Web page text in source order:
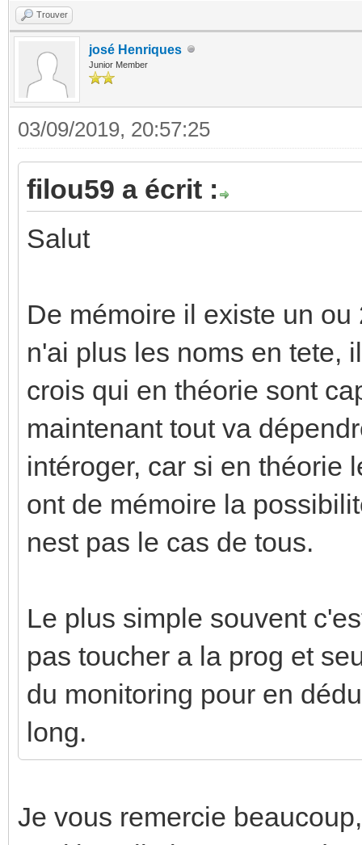
Trouver
josé Henriques
Junior Member
03/09/2019, 20:57:25
filou59 a écrit :
Salut
De mémoire il existe un
n'ai plus les noms en tete,
crois qui en théorie sont
maintenant tout va
intéroger, car si en théorie
ont de mémoire la
nest pas le cas de tous.
Le plus simple souvent
pas toucher a la prog et
du monitoring pour en
long.
Je vous remercie